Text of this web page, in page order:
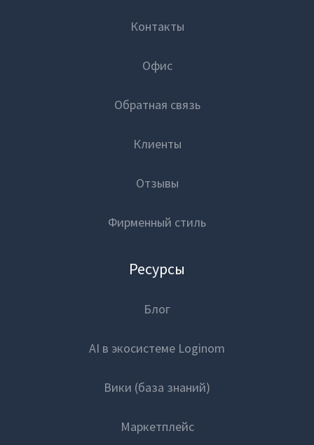
Контакты
Офис
Обратная связь
Клиенты
Отзывы
Фирменный стиль
Ресурсы
Блог
AI в экосистеме Loginom
Вики (база знаний)
Маркетплейс